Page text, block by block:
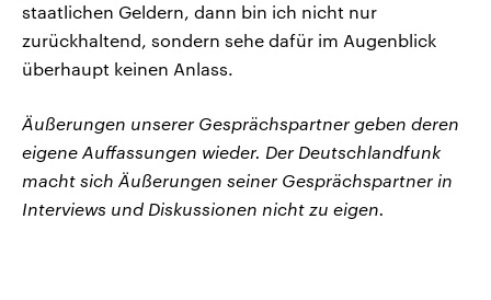
staatlichen Geldern, dann bin ich nicht nur
zurückhaltend, sondern sehe dafür im Augenblick
überhaupt keinen Anlass.
Äußerungen unserer Gesprächspartner geben deren
eigene Auffassungen wieder. Der Deutschlandfunk
macht sich Äußerungen seiner Gesprächspartner in
Interviews und Diskussionen nicht zu eigen.